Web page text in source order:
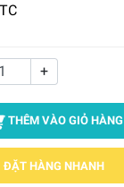
+
THÊM VÀO GIỎ HÀNG
ĐẶT HÀNG NHANH